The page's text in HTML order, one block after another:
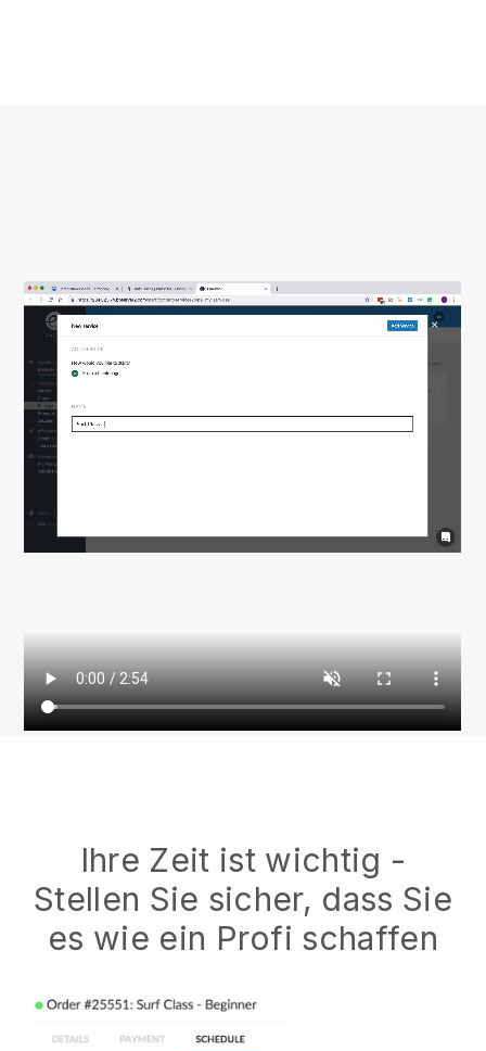
Ihre Zeit ist wichtig -
Stellen Sie sicher, dass Sie
es wie ein Profi schaffen